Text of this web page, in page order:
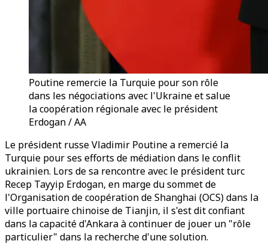
Poutine remercie la Turquie pour son rôle
dans les négociations avec l'Ukraine et salue
la coopération régionale avec le président
Erdogan / AA
Le président russe Vladimir Poutine a remercié la
Turquie pour ses efforts de médiation dans le conflit
ukrainien. Lors de sa rencontre avec le président turc
Recep Tayyip Erdogan, en marge du sommet de
l'Organisation de coopération de Shanghai (OCS) dans la
ville portuaire chinoise de Tianjin, il s'est dit confiant
dans la capacité d'Ankara à continuer de jouer un "rôle
particulier" dans la recherche d'une solution.